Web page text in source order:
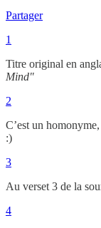
Partager
1
Titre original en
Mind"
2
C’est un
:)
3
Au verset 3 de la
4